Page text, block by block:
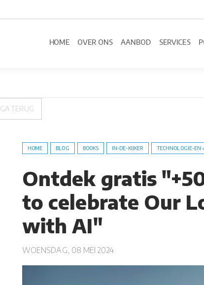
HOME OVER ONS AANBOD SERVICES
GA TERUG
HOME BLOG BOOKS IN-DE-KIJKER TECHNOLOGIE-EN-
Ontdek gratis
to celebrate Our
with AI"
WOENSDAG, 08 MEI 2024